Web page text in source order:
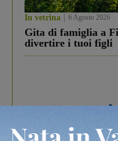
In vetrina 6 Agosto 2026
Gita di famiglia a
divertire i tuoi figli